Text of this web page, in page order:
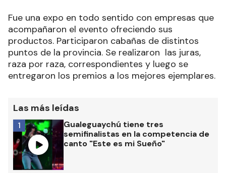
Fue una expo en todo sentido con empresas que
acompañaron el evento ofreciendo sus
productos. Participaron cabañas de distintos
puntos de la provincia. Se realizaron las juras,
raza por raza, correspondientes y luego se
entregaron los premios a los mejores ejemplares.
Las más leídas
Gualeguaychú tiene tres
semifinalistas en la competencia de
canto "Este es mi Sueño"
1